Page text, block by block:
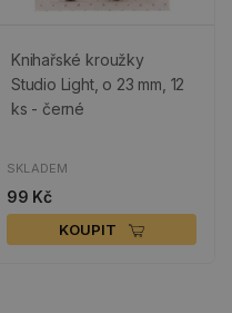
Knihařské kroužky
Studio Light, o 23 mm, 12
ks - černé
SKLADEM
99 Kč
KOUPIT